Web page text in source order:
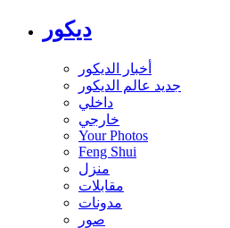
ديكور
أخبار الديكور
جديد عالم الديكور
داخلي
خارجي
Your Photos
Feng Shui
منزل
مقابلات
مدونات
صور